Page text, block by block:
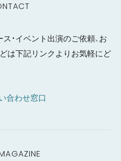
・イベント出演のご依頼、お
は下記リンクよりお気軽にど
合わせ窓口